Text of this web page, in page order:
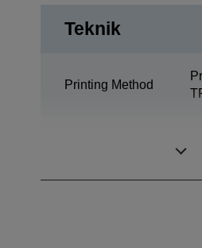
Teknik
Printing Method